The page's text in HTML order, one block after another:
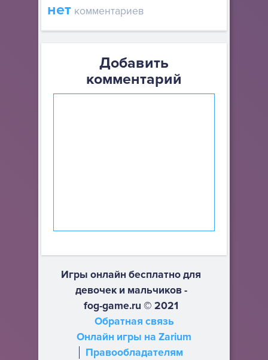
нет комментариев
Добавить
комментарий
Игры онлайн бесплатно для
девочек и мальчиков -
fog-game.ru © 2021
Обратная связь
Онлайн игры на Zarium
Правообладателям